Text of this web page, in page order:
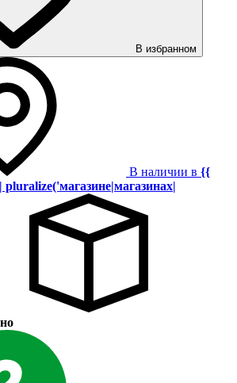
В избранном
В наличии в {{
pluralize('магазине|магазинах|